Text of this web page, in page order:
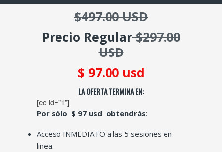
$497.00 USD
Precio Regular$297.00
USD
$ 97.00 usd
LA OFERTA TERMINA EN:
[ec id="1"]
Por sólo $ 97 usd obtendrás:
Acceso INMEDIATO a las 5 sesiones en
linea.